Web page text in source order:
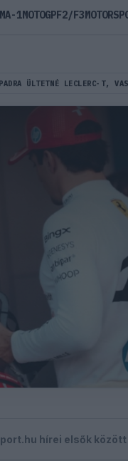
ÜLTETNÉ LECLERC-T,
hírei elsők
1MOTOGPF2/F3